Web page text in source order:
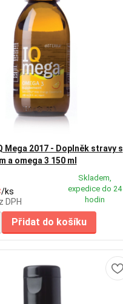
Mega 2017 - Doplněk stravy s
a omega 3 150 ml
/ks
DPH
Skladem,
expedice do 24
hodin
Přidat do košíku